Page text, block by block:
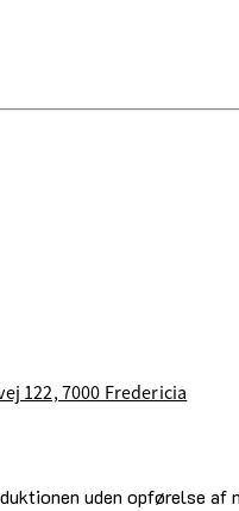
122, 7000 Fredericia
uden opførelse af